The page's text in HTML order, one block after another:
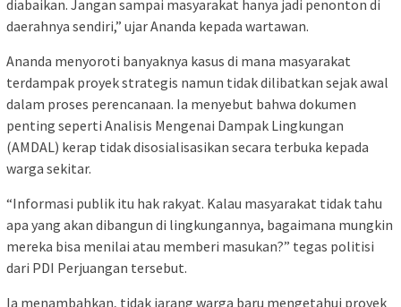
diabaikan. Jangan sampai masyarakat hanya jadi penonton di
daerahnya sendiri,” ujar Ananda kepada wartawan.
Ananda menyoroti banyaknya kasus di mana masyarakat
terdampak proyek strategis namun tidak dilibatkan sejak awal
dalam proses perencanaan. Ia menyebut bahwa dokumen
penting seperti Analisis Mengenai Dampak Lingkungan
(AMDAL) kerap tidak disosialisasikan secara terbuka kepada
warga sekitar.
“Informasi publik itu hak rakyat. Kalau masyarakat tidak tahu
apa yang akan dibangun di lingkungannya, bagaimana mungkin
mereka bisa menilai atau memberi masukan?” tegas politisi
dari PDI Perjuangan tersebut.
Ia menambahkan, tidak jarang warga baru mengetahui proyek